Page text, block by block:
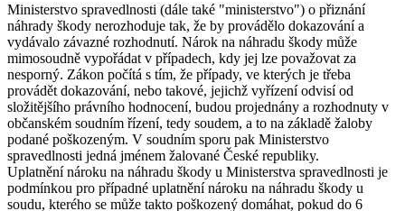
Ministerstvo spravedlnosti (dále také "ministerstvo") o přiznání
náhrady škody nerozhoduje tak, že by provádělo dokazování a
vydávalo závazné rozhodnutí. Nárok na náhradu škody může
mimosoudně vypořádat v případech, kdy jej lze považovat za
nesporný. Zákon počítá s tím, že případy, ve kterých je třeba
provádět dokazování, nebo takové, jejichž vyřízení odvisí od
složitějšího právního hodnocení, budou projednány a rozhodnuty v
občanském soudním řízení, tedy soudem, a to na základě žaloby
podané poškozeným. V soudním sporu pak Ministerstvo
spravedlnosti jedná jménem žalované České republiky.
Uplatnění nároku na náhradu škody u Ministerstva spravedlnosti je
podmínkou pro případné uplatnění nároku na náhradu škody u
soudu, kterého se může takto poškozený domáhat, pokud do 6